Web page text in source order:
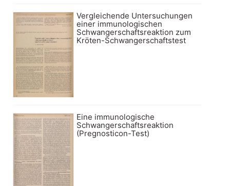
Vergleichende Untersuchungen
einer immunologischen
Schwangerschaftsreaktion zum
Kröten-Schwangerschaftstest
Eine immunologische
Schwangerschaftsreaktion
(Pregnosticon-Test)